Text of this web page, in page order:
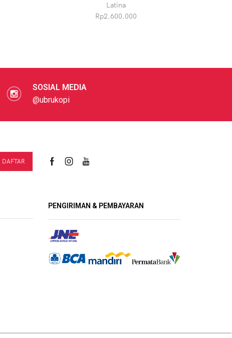
Latina
Rp2.600.000
SOSIAL MEDIA
@ubrukopi
PENGIRIMAN & PEMBAYARAN